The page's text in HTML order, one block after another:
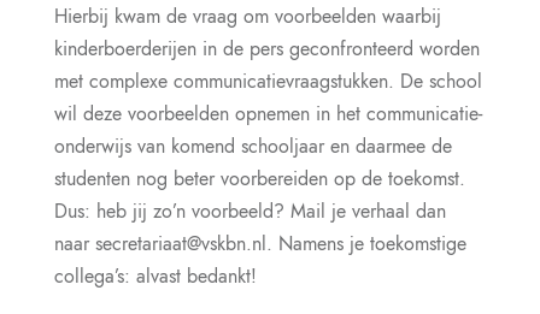
Hierbij kwam de vraag om voorbeelden waarbij
kinderboerderijen in de pers geconfronteerd worden
met complexe communicatievraagstukken. De school
wil deze voorbeelden opnemen in het communicatie-
onderwijs van komend schooljaar en daarmee de
studenten nog beter voorbereiden op de toekomst.
Dus: heb jij zo’n voorbeeld? Mail je verhaal dan
naar secretariaat@vskbn.nl. Namens je toekomstige
collega’s: alvast bedankt!